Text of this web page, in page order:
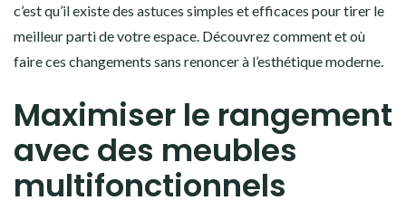
c’est qu’il existe des astuces simples et efficaces pour tirer le
meilleur parti de votre espace. Découvrez comment et où
faire ces changements sans renoncer à l’esthétique moderne.
Maximiser le rangement
avec des meubles
multifonctionnels